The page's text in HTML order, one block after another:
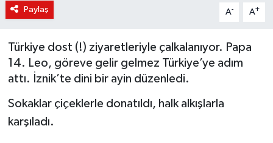
Paylaş A- A+
Türkiye dost (!) ziyaretleriyle çalkalanıyor. Papa
14. Leo, göreve gelir gelmez Türkiye’ye adım
attı. İznik’te dini bir ayin düzenledi.
Sokaklar çiçeklerle donatıldı, halk alkışlarla
karşıladı.
Sağlık
Siyaset
Spor
Türkiye